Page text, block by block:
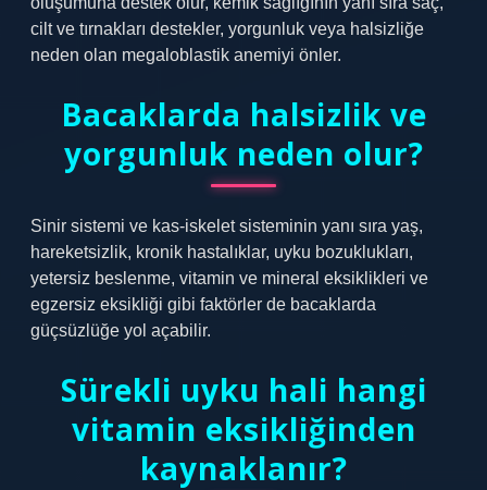
cilt ve tırnakları destekler, yorgunluk veya halsizliğe
neden olan megaloblastik anemiyi önler.
Bacaklarda halsizlik ve
yorgunluk neden olur?
Sinir sistemi ve kas-iskelet sisteminin yanı sıra yaş,
hareketsizlik, kronik hastalıklar, uyku bozuklukları,
yetersiz beslenme, vitamin ve mineral eksiklikleri ve
egzersiz eksikliği gibi faktörler de bacaklarda
güçsüzlüğe yol açabilir.
Sürekli uyku hali hangi
vitamin eksikliğinden
kaynaklanır?